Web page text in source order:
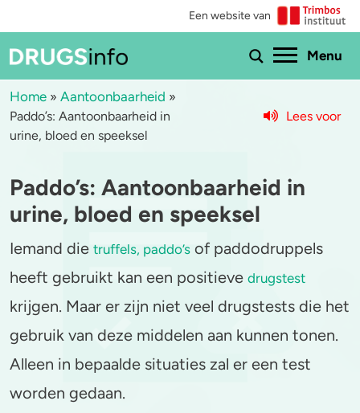
Een website van
Menu
Menu
XTC / MDMA
Cocaïne
Speed
GHB
Alcohol
Aantoonbaarheid
Zwangerschap
Drugs & de wet
Combinaties & medicijnen
Zorgen om iemand
Stoppen of minderen
Home » Aantoonbaarheid »
Paddo’s: Aantoonbaarheid in
urine, bloed en speeksel
Lees voor
Paddo’s: Aantoonbaarheid in
urine, bloed en speeksel
Iemand die truffels, paddo’s of paddodruppels
heeft gebruikt kan een positieve drugstest
krijgen. Maar er zijn niet veel drugstests die het
gebruik van deze middelen aan kunnen tonen.
Alleen in bepaalde situaties zal er een test
worden gedaan.